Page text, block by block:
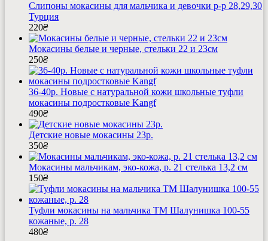
Слипоны мокасины для мальчика и девочки р-р 28,29,30
Турция
220₴
Мокасины белые и черные, стельки 22 и 23см
250₴
36-40р. Новые с натуральной кожи школьные туфли
мокасины подростковые Kangf
490₴
Детские новые мокасины 23р.
350₴
Мокасины мальчикам, эко-кожа, р. 21 стелька 13,2 см
150₴
Туфли мокасины на мальчика ТМ Шалунишка 100-55
кожаные, р. 28
480₴